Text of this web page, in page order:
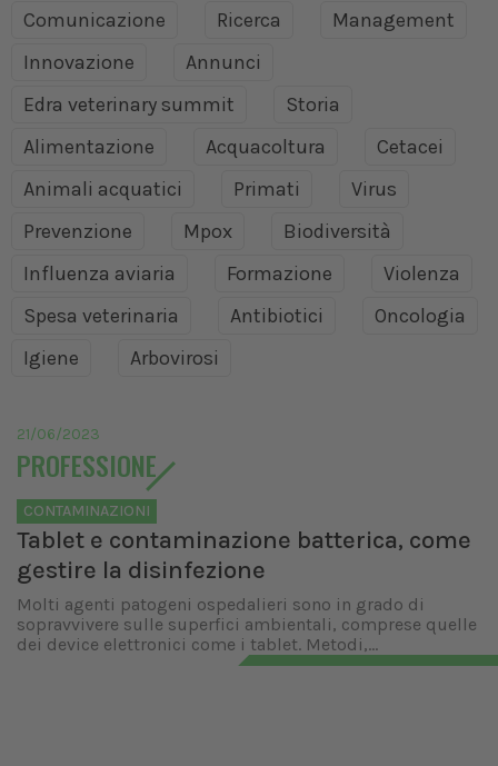
Comunicazione
Ricerca
Management
Innovazione
Annunci
Edra veterinary summit
Storia
Alimentazione
Acquacoltura
Cetacei
Animali acquatici
Primati
Virus
Prevenzione
Mpox
Biodiversità
Influenza aviaria
Formazione
Violenza
Spesa veterinaria
Antibiotici
Oncologia
Igiene
Arbovirosi
21/06/2023
PROFESSIONE
CONTAMINAZIONI
Tablet e contaminazione batterica, come
gestire la disinfezione
Molti agenti patogeni ospedalieri sono in grado di
sopravvivere sulle superfici ambientali, comprese quelle
dei device elettronici come i tablet. Metodi,...